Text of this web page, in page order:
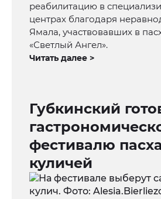
реабилитацию в
центрах благодаря
Ямала, участвовавших в
«Светлый Ангел».
Читать далее >
Губкинский
фестивалю
куличей